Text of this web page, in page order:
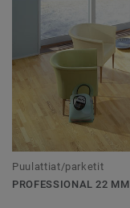
Puulattiat/parketit
PROFESSIONAL 22 MM